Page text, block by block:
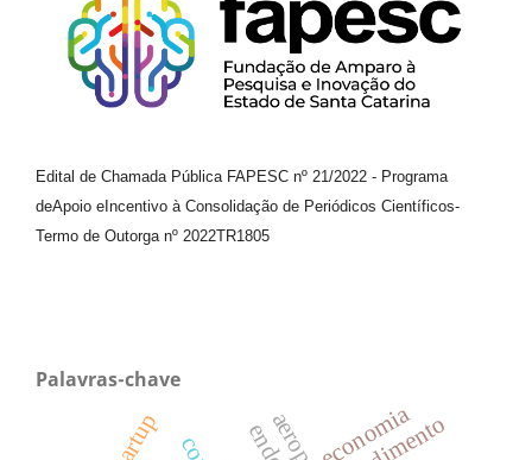
Edital de Chamada Pública FAPESC nº 21/2022 - Programa
deApoio e Incentivo à Consolidação de Periódicos Científicos-
Termo de Outorga nº 2022TR1805
Palavras-chave
economia